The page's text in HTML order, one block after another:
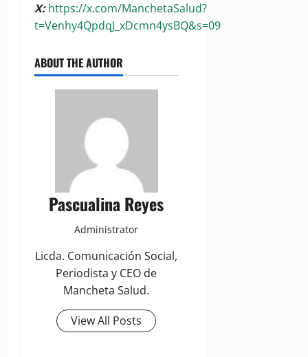
X:https://x.com/ManchetaSalud?
t=Venhy4QpdqJ_xDcmn4ysBQ&s=09
ABOUT THE AUTHOR
Pascualina Reyes
Administrator
Licda. Comunicación Social,
Periodista y CEO de
Mancheta Salud.
View All Posts